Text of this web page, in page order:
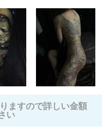
ますので詳しい金額
い